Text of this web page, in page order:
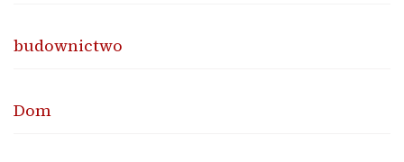
budownictwo
Dom